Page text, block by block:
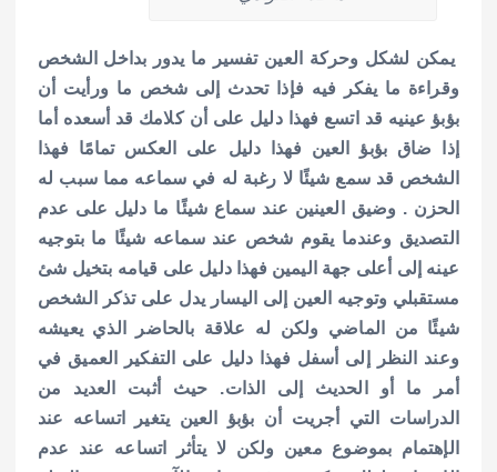
يمكن لشكل وحركة العين تفسير ما يدور بداخل الشخص
وقراءة ما يفكر فيه فإذا تحدث إلى شخص ما ورأيت أن
بؤبؤ عينيه قد اتسع فهذا دليل على أن كلامك قد أسعده أما
إذا ضاق بؤبؤ العين فهذا دليل على العكس تمامًا فهذا
الشخص قد سمع شيئًا لا رغبة له في سماعه مما سبب له
الحزن . وضيق العينين عند سماع شيئًا ما دليل على عدم
التصديق وعندما يقوم شخص عند سماعه شيئًا ما بتوجيه
عينه إلى أعلى جهة اليمين فهذا دليل على قيامه بتخيل شئ
مستقبلي وتوجيه العين إلى اليسار يدل على تذكر الشخص
شيئًا من الماضي ولكن له علاقة بالحاضر الذي يعيشه
وعند النظر إلى أسفل فهذا دليل على التفكير العميق في
أمر ما أو الحديث إلى الذات. حيث أثبت العديد من
الدراسات التي أجريت أن بؤبؤ العين يتغير اتساعه عند
الإهتمام بموضوع معين ولكن لا يتأثر اتساعه عند عدم